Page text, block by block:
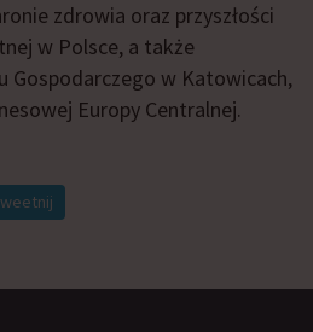
zdrowia oraz przyszłości
w Polsce, a także
Gospodarczego w Katowicach,
Europy Centralnej.